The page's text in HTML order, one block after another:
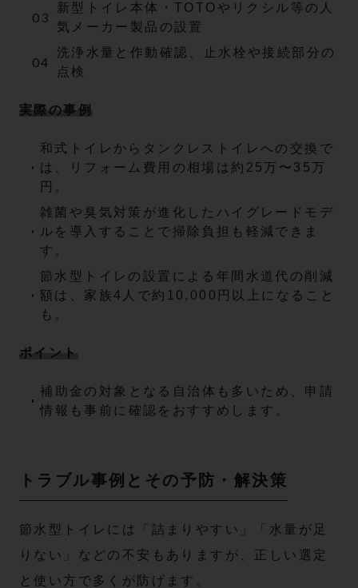
新型トイレ本体・TOTOやリクシル等の人
気メーカー製品の設置
洗浄水量と作動確認、止水栓や接続部分の
点検
実際の事例
和式トイレからタンクレストイレへの交換で
は、リフォーム費用の相場は約25万〜35万
円。
雑菌や臭気対策が進化したハイグレードモデ
ルを導入することで掃除負担も軽減できま
す。
節水型トイレの設置による年間水道代の削減
額は、家族4人で約10,000円以上になること
も。
ポイント
補助金の対象となる自治体も多いため、申請
情報も事前に確認をおすすめします。
トラブル事例とその予防・解決策
節水型トイレには「詰まりやすい」「水量が足
りない」などの不安もありますが、正しい選定
と使い方で多くが防げます。